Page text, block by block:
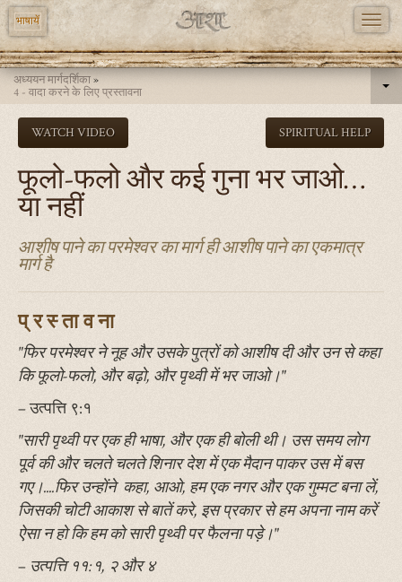
Skip
main
content
भाषायें
अध्ययन मार्गदर्शिका»
4 - वादा करने के लिए प्रस्तावना
WATCH VIDEO SPIRITUAL HELP
फूलो-फलो और कई गुना भर जाओ…
या नहीं
आशीष पाने का परमेश्वर का मार्ग ही आशीष पाने का एकमात्र
मार्ग है
प्रस्तावना
"फिर परमेश्वर ने नूह और उसके पुत्रों को आशीष दी और उन से कहा
कि फूलो-फलो, और बढ़ो, और पृथ्वी में भर जाओ।"
– उत्पत्ति ९:१
"सारी पृथ्वी पर एक ही भाषा, और एक ही बोली थी। उस समय लोग
पूर्व की और चलते चलते शिनार देश में एक मैदान पाकर उस में बस
गए।....फिर उन्होंने कहा, आओ, हम एक नगर और एक गुम्मट बना लें,
जिसकी चोटी आकाश से बातें करे, इस प्रकार से हम अपना नाम करें
ऐसा न हो कि हम को सारी पृथ्वी पर फैलना पड़े।"
– उत्पत्ति ११:१, २ और ४